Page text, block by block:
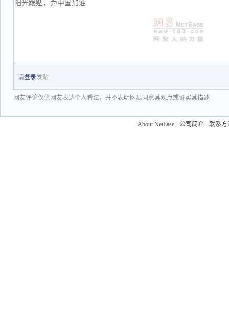
请登录发贴
网友评论仅供网友表达个人看法，并不表明网易同意其观点或证实其描述
About NetEase - 公司简介 - 联系方